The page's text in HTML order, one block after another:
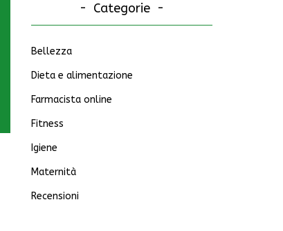
Categorie
Bellezza
Dieta e alimentazione
Farmacista online
Fitness
Igiene
Maternità
Recensioni